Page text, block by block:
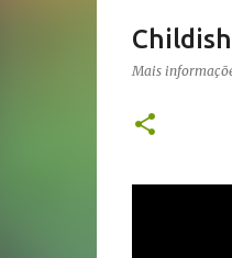
Mais